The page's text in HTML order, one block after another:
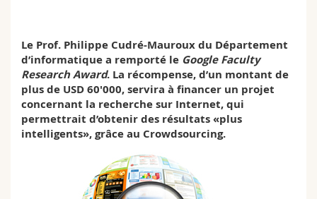
Interfacultaire
Doctorants
Programme des cours
MyUnifr
Le Prof. Philippe Cudré-Mauroux du Département
d’informatique a remporté le Google Faculty
Research Award. La récompense, d’un montant de
plus de USD 60'000, servira à financer un projet
concernant la recherche sur Internet, qui
permettrait d’obtenir des résultats «plus
intelligents», grâce au Crowdsourcing.